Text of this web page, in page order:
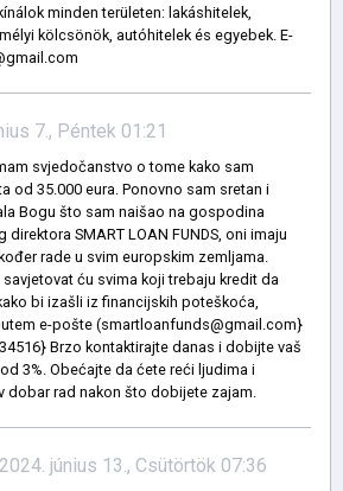
minden területen: lakáshitelek,
kölcsönök, autóhitelek és egyebek. E-
7., Péntek 01:21
svjedočanstvo o tome kako sam
od 35.000 eura. Ponovno sam sretan i
Bogu što sam naišao na gospodina
direktora SMART LOAN FUNDS, oni imaju
rade u svim europskim zemljama.
ću svima koji trebaju kredit da
bi izašli iz financijskih poteškoća,
e-pošte (smartloanfunds@gmail.com}
Brzo kontaktirajte danas i dobijte vaš
3%. Obećajte da ćete reći ljudima i
dobar rad nakon što dobijete zajam.
2024. június 13., Csütörtök 07:36